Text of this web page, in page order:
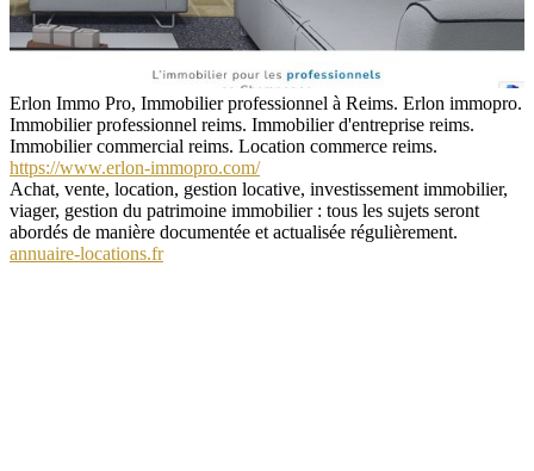
Erlon Immo Pro, Immobilier professionnel à Reims. Erlon immopro.
Immobilier professionnel reims. Immobilier d'entreprise reims.
Immobilier commercial reims. Location commerce reims.
https://www.erlon-immopro.com/
Achat, vente, location, gestion locative, investissement immobilier,
viager, gestion du patrimoine immobilier : tous les sujets seront
abordés de manière documentée et actualisée régulièrement.
annuaire-locations.fr